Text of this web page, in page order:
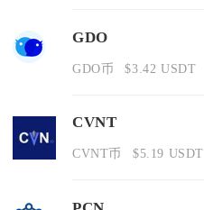
GDO
GDO币 $3.42 USDT
CVNT
CVNT币 $5.19 USDT